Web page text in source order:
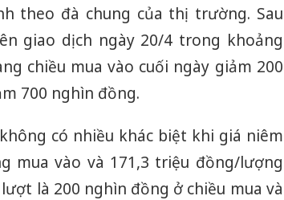
theo đà chung của thị trường. Sau
giao dịch ngày 20/4 trong khoảng
chiều mua vào cuối ngày giảm 200
700 nghìn đồng.
có nhiều khác biệt khi giá niêm
mua vào và 171,3 triệu đồng/lượng
là 200 nghìn đồng ở chiều mua và